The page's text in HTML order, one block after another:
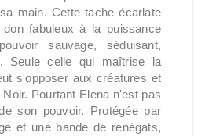
main. Cette tache écarlate
fabuleux à la puissance
sauvage, séduisant,
Seule celle qui maîtrise la
s'opposer aux créatures et
Pourtant Elena n'est pas
son pouvoir. Protégée par
et une bande de renégats,